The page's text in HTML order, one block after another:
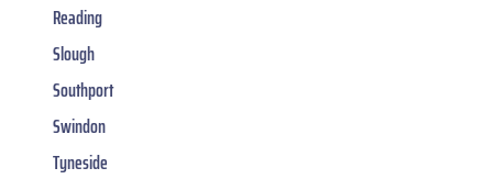
Reading
Slough
Southport
Swindon
Tyneside